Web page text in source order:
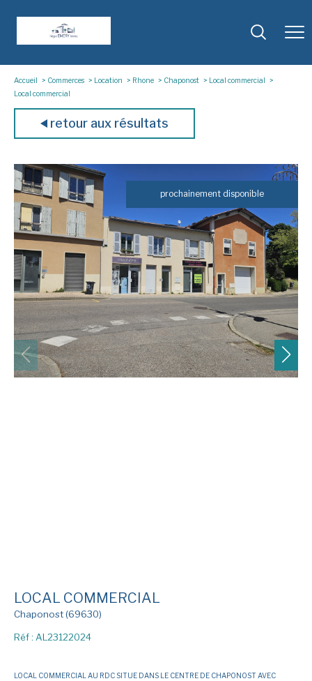
Accueil Commerces Location Rhone Chaponost
Local commercial
Local commercial
retour aux résultats
prochainement disponible
LOCAL COMMERCIAL
Chaponost (69630)
Réf : AL23122024
LOCAL COMMERCIAL AU RDC SITUE DANS LE CENTRE DE CHAPONOST AVEC